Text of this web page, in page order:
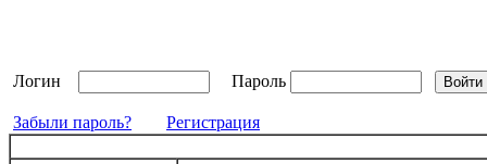
Логин Пароль
Забыли пароль? Регистрация